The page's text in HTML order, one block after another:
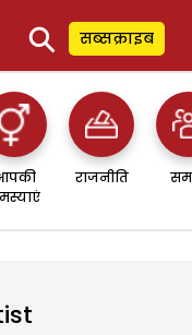
⚲ सब्सक्राइब
राजनीति